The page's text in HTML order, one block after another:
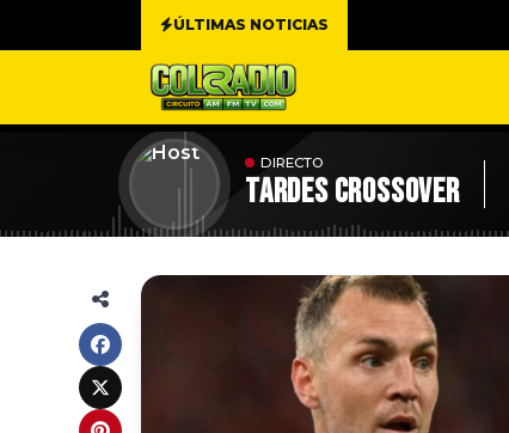
ÚLTIMAS NOTICIAS
DIRECTO
TARDES CROSSOVER